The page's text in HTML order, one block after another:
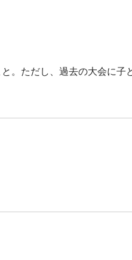
ただし、過去の大会に子